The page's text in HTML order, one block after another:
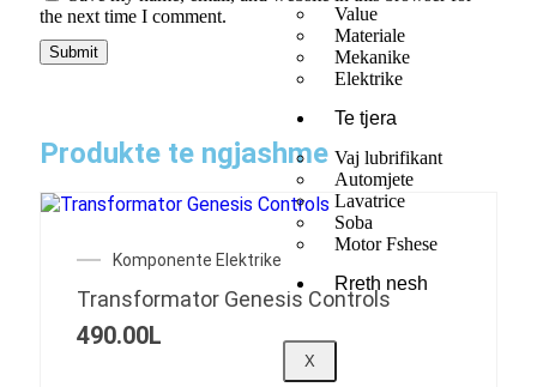
Value
Materiale
Mekanike
Elektrike
Te tjera
Vaj lubrifikant
Automjete
Lavatrice
Soba
Motor Fshese
Rreth nesh
X
the next time I comment.
Produkte te ngjashme
Komponente Elektrike
Transformator Genesis Controls
490.00L